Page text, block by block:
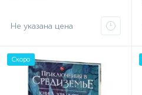
Не указана цена
Скоро